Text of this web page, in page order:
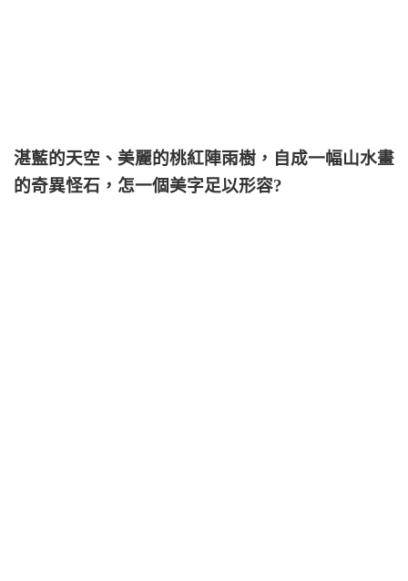
湛藍的天空、美麗的桃紅陣雨樹，自成一幅山水畫
的奇異怪石，怎一個美字足以形容?